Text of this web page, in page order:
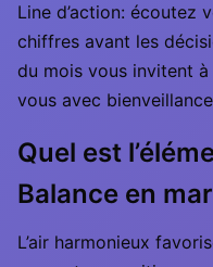
Line d’action: écoutez
chiffres avant les
du mois vous invitent
vous avec
Quel est
Balance en
L’air harmonieux